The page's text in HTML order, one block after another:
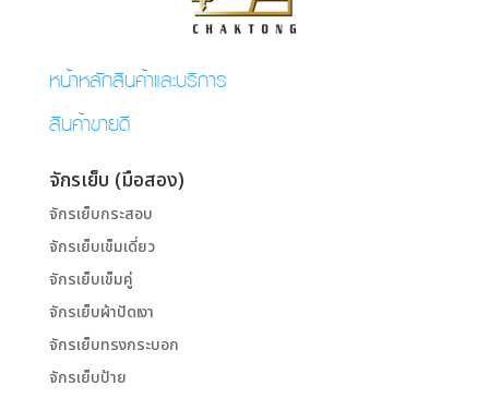
หน้าหลักสินค้าและบริการ
สินค้าขายดี
จักรเย็บ (มือสอง)
จักรเย็บกระสอบ
จักรเย็บเข็มเดี่ยว
จักรเย็บเข็มคู่
จักรเย็บผ้าปัดเงา
จักรเย็บทรงกระบอก
จักรเย็บป้าย